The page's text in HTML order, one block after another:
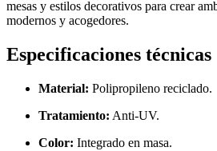
mesas y estilos decorativos para crear
modernos y acogedores.
Especificaciones técnicas
Material: Polipropileno reciclado.
Tratamiento: Anti-UV.
Color: Integrado en masa.